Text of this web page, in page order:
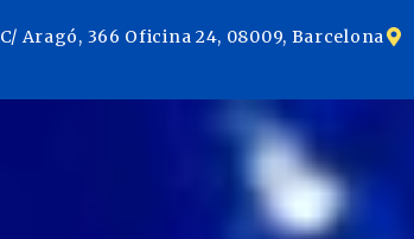
C/ Aragó, 366 Oficina 24, 08009, Barcelona